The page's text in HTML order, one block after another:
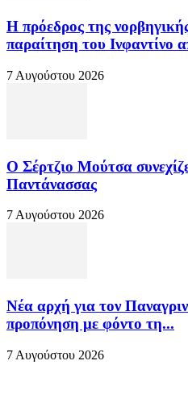
Η πρόεδρος της
παραίτηση του Ινφαντίνο
7 Αυγούστου 2026
Ο Σέρτζιο Μούτσα
Παντάνασσας
7 Αυγούστου 2026
Νέα αρχή για τον
προπόνηση με φόντο τη...
7 Αυγούστου 2026